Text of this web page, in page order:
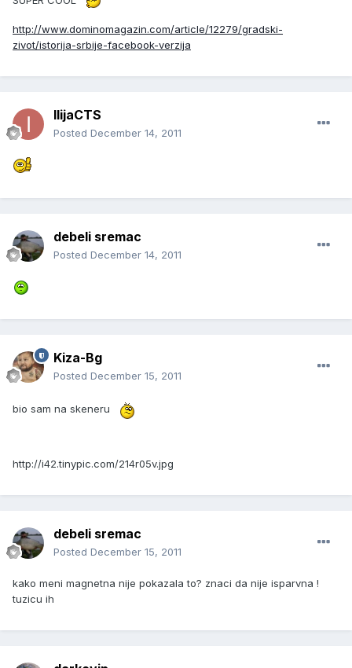
http://www.dominomagazin.com/article/12279/gradski-
zivot/istorija-srbije-facebook-verzija
IlijaCTS
Posted December 14, 2011
debeli sremac
Posted December 14, 2011
Kiza-Bg
Posted December 15, 2011
bio sam na skeneru
http://i42.tinypic.com/214r05v.jpg
debeli sremac
Posted December 15, 2011
kako meni magnetna nije pokazala to? znaci da nije isparvna !
tuzicu ih